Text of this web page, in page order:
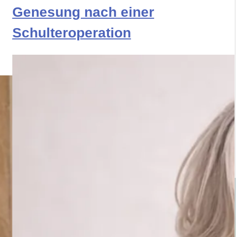
Genesung nach einer
Schulteroperation